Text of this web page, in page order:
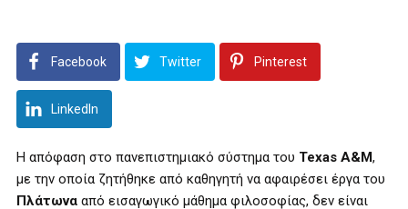
Facebook Twitter Pinterest
LinkedIn
Η απόφαση στο πανεπιστημιακό σύστημα του Texas A&M,
με την οποία ζητήθηκε από καθηγητή να αφαιρέσει έργα του
Πλάτωνα από εισαγωγικό μάθημα φιλοσοφίας, δεν είναι